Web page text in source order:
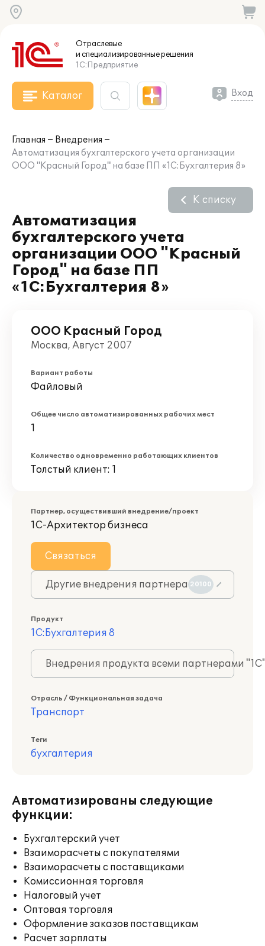
Отраслевые
и специализированныерешения
1С:Предприятие
Каталог Вход
Главная
Внедрения
Автоматизация бухгалтерского учета организации
ООО "Красный Город" на базе ПП «1С:Бухгалтерия 8»
Автоматизация
бухгалтерского учета
организации ООО "Красный
Город" на базе ПП
«1С:Бухгалтерия 8»
К списку
ООО Красный Город
Москва, Август 2007
Вариант работы
Файловый
Общее число автоматизированных рабочих мест
1
Количество одновременно работающих клиентов
Толстый клиент: 1
Партнер, осуществивший внедрение/проект
1С-Архитектор бизнеса
Связаться
Другие внедрения партнера 20100
Продукт
1С:Бухгалтерия 8
Внедрения продукта всеми партнерами
Отрасль / Функциональная задача
Транспорт
Теги
бухгалтерия
Автоматизированы следующие
функции:
Бухгалтерский учет
Взаиморасчеты с покупателями
Взаиморасчеты с поставщиками
Комиссионная торговля
Налоговый учет
Оптовая торговля
Оформление заказов поставщикам
Расчет зарплаты